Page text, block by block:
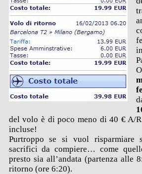
del volo è di poco meno di 40 € A/R
incluse!
Purtroppo se si vuol risparmiare
sacrifici da compiere… come
presto sia all’andata (partenza alle
ritorno (ore 6:20).